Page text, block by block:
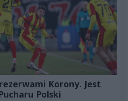
Korony. Jest
Polski